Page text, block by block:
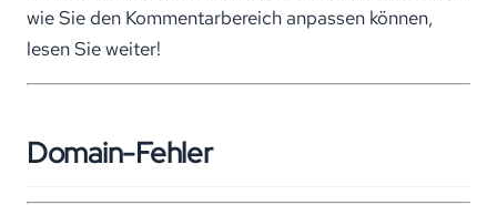
wie Sie den Kommentarbereich anpassen können,
lesen Sie weiter!
Domain-Fehler